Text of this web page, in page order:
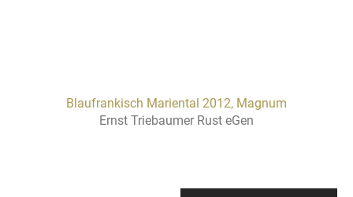
Blaufrankisch Mariental 2012, Magnum
Ernst Triebaumer Rust eGen